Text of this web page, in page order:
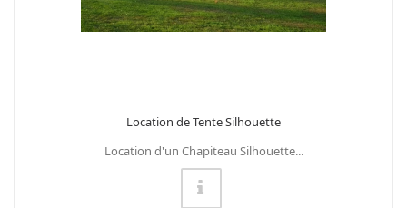
Location de Tente Silhouette
Location d'un Chapiteau Silhouette...